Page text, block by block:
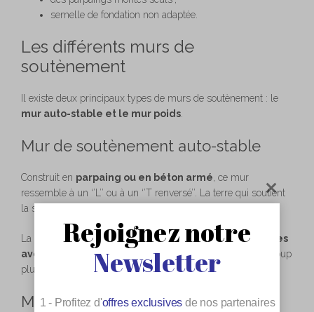
semelle de fondation non adaptée.
Les différents murs de
soutènement
Il existe deux principaux types de murs de soutènement : le
mur auto-stable et le mur poids.
Mur de soutènement auto-stable
Construit en parpaing ou en béton armé, ce mur
ressemble à un ‘’L’’ ou à un ‘’T renversé’’. La terre qui soutient
la structure recouvre aussi la partie la plus courte.
La construction d’un tel murnécessite des compétences
avérées
, car elle est complexe. Cependant, elle est beaucoup
plus économique en termes de matériau.
Mur poids
Rejoignez notre
Newsletter
1 - Profitez d'offres exclusives de nos partenaires